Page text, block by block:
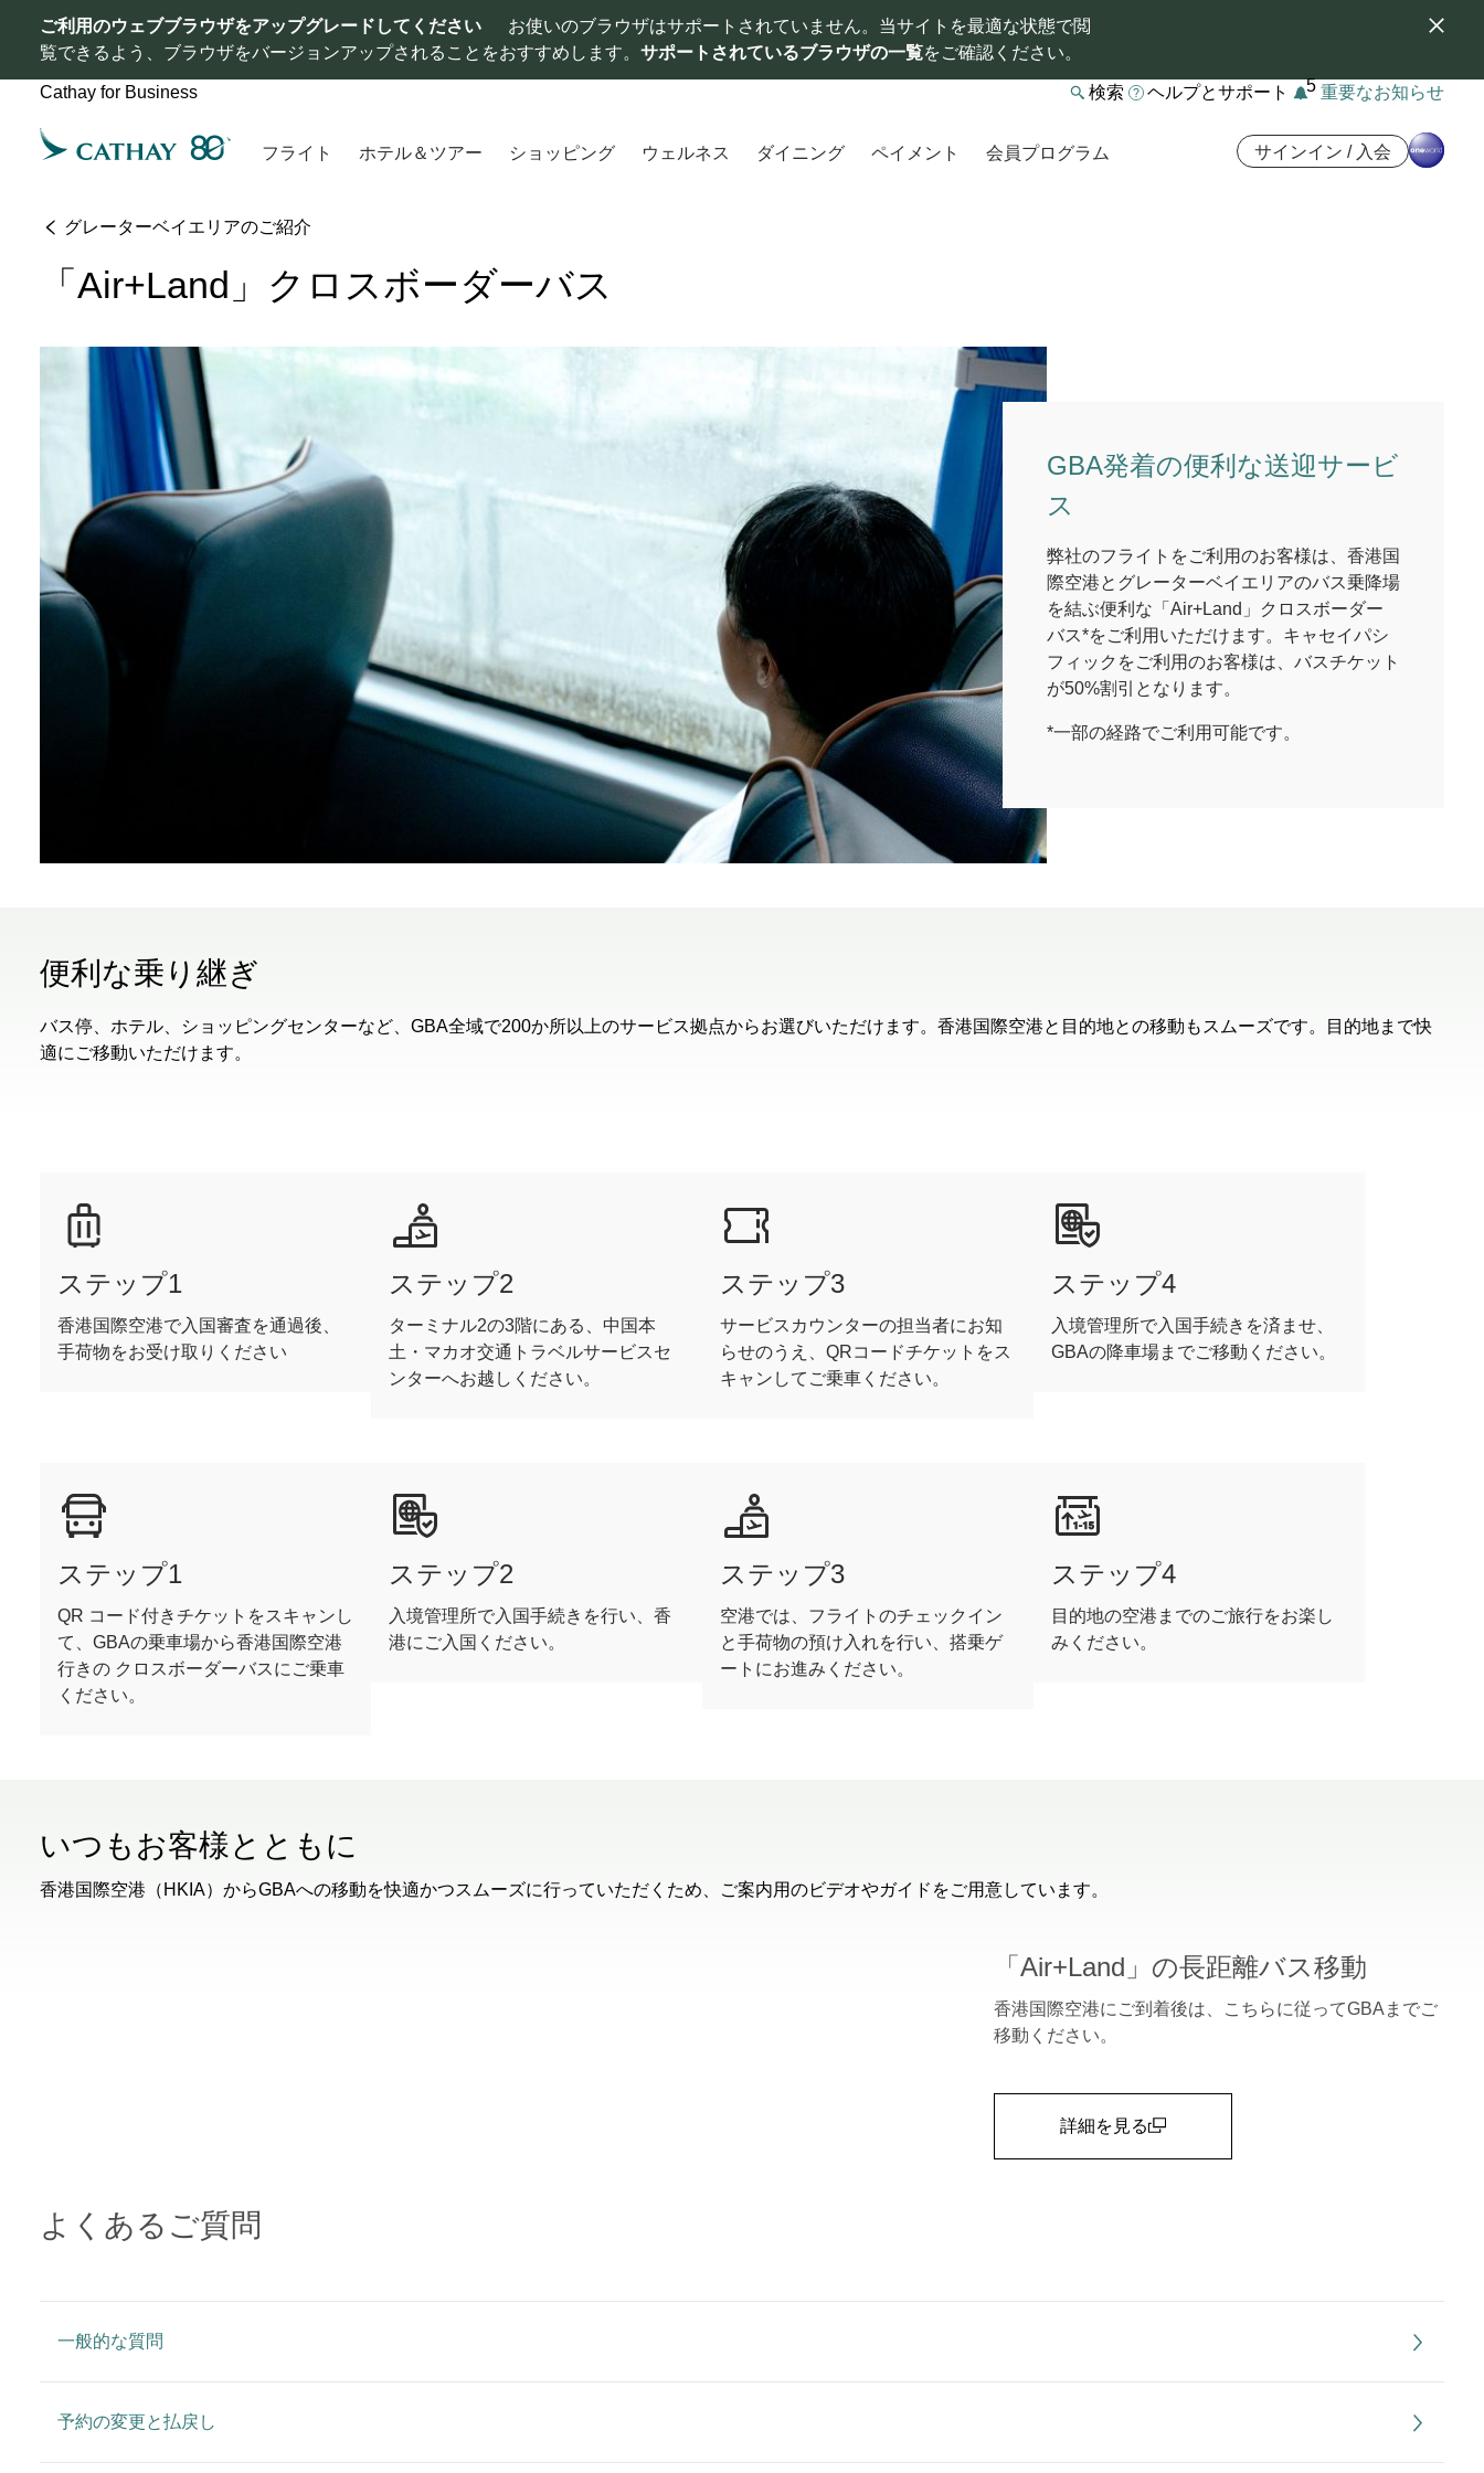
ご利用のウェブブラウザをアップグレードしてください
お使いのブラウザはサポートされていません。当サイトを最適な状態で閲
覧できるよう、ブラウザをバージョンアップされることをおすすめします。 サポートされているブラウザの一覧をご確認ください。
Cathay for Business 検索 ヘルプとサポート 5 重要なお知らせ
フライト ホテル＆ツアー ショッピング ウェルネス ダイニング ペイメント 会員プログラム サインイン / 入会
グレーターベイエリアのご紹介
「Air+Land」クロスボーダーバス
GBA発着の便利な送迎サービ
ス
弊社のフライトをご利用のお客様は、香港国
際空港とグレーターベイエリアのバス乗降場
を結ぶ便利な「Air+Land」クロスボーダー
バス*をご利用いただけます。キャセイパシ
フィックをご利用のお客様は、バスチケット
が50%割引となります。
*一部の経路でご利用可能です。
便利な乗り継ぎ
バス停、ホテル、ショッピングセンターなど、GBA全域で200か所以上のサービス拠点からお選びいただけます。香港国際空港と目的地との移動もスムーズです。目的地まで快
適にご移動いただけます。
ステップ1
香港国際空港で入国審査を通過後、
手荷物をお受け取りください
ステップ2
ターミナル2の3階にある、中国本
土・マカオ交通トラベルサービスセ
ンターへお越しください。
ステップ3
サービスカウンターの担当者にお知
らせのうえ、QRコードチケットをス
キャンしてご乗車ください。
ステップ4
入境管理所で入国手続きを済ませ、
GBAの降車場までご移動ください。
ステップ1
QR コード付きチケットをスキャンし
て、GBAの乗車場から香港国際空港
行きの クロスボーダーバスにご乗車
ください。
ステップ2
入境管理所で入国手続きを行い、香
港にご入国ください。
ステップ3
空港では、フライトのチェックイン
と手荷物の預け入れを行い、搭乗ゲ
ートにお進みください。
ステップ4
目的地の空港までのご旅行をお楽し
みください。
いつもお客様とともに
香港国際空港（HKIA）からGBAへの移動を快適かつスムーズに行っていただくため、ご案内用のビデオやガイドをご用意しています。
「Air+Land」の長距離バス移動
香港国際空港にご到着後は、こちらに従ってGBAまでご
移動ください。
詳細を見る
よくあるご質問
一般的な質問
予約の変更と払戻し